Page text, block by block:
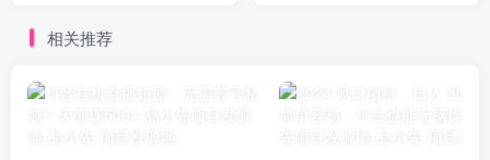
相关推荐